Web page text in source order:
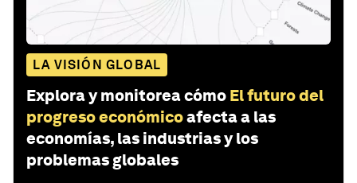
LA VISIÓN GLOBAL
Explora y monitorea cómo El futuro del
progreso económicoafecta a las
economías, las industrias y los
problemas globales